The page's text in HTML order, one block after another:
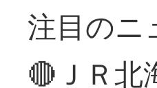
注目のニ
🔴ＪＲ北